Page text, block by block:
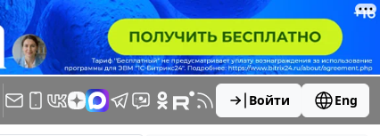
Войти Eng